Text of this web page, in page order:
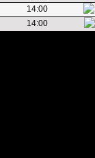
14:00
14:00